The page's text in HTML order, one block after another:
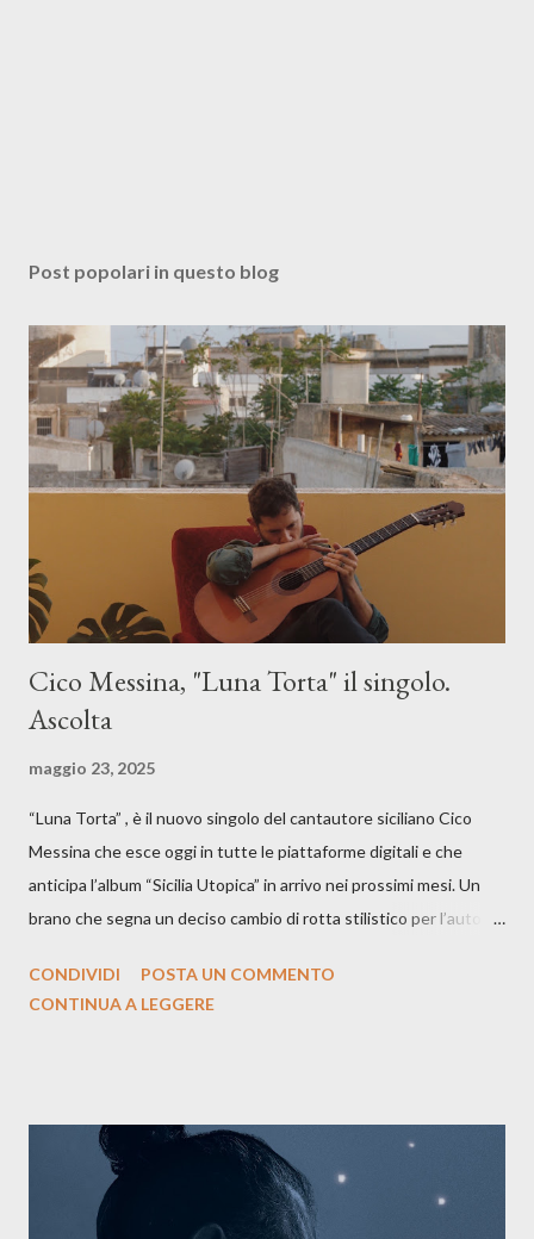
Post popolari in questo blog
Cico Messina, "Luna Torta" il singolo.
Ascolta
maggio 23, 2025
“Luna Torta” , è il nuovo singolo del cantautore siciliano Cico
Messina che esce oggi in tutte le piattaforme digitali e che
anticipa l’album “Sicilia Utopica” in arrivo nei prossimi mesi. Un
brano che segna un deciso cambio di rotta stilistico per l’autore
testo ibrido tra italiano e siciliano, e un’urgenza espressiva che
La canzone racconta la difficoltà di creare, e perfino di esistere,
sotto il peso della realtà. Ma lo fa cercando una via d’uscita, una
forma di assoluzione, nel vivere e nel suonare, nel trovare respiro
CONDIVIDI
POSTA UN COMMENTO
CONTINUA A LEGGERE